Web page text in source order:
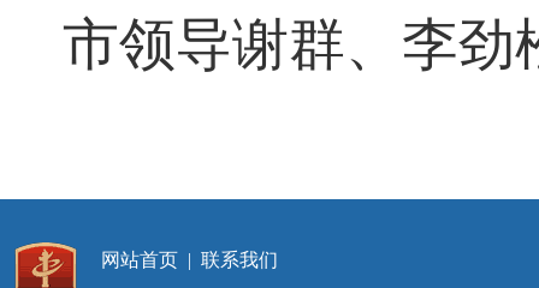
市领导谢群、李劲
网站首页 |联系我们